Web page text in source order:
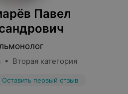
Павел
Вторая категория
Оставить первый отзыв